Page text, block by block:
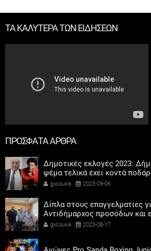
ΤΑ ΚΑΛΥΤΕΡΑ ΤΩΝ ΕΙΔΗΣΕΩΝ
ΠΡΟΣΦΑΤΑ ΑΡΘΡΑ
Δημοτικές εκλογές 2023:
ψέμα τελικά έχει κοντά
gxcoukis 2023-09-06
Δίπλα στους επαγγελματίες
Αντιδήμαρχος προσόδων και
Καψοκόλης
gxcoukis 2023-08-17